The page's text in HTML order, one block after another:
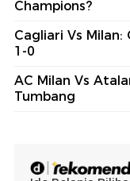
Champions?
Cagliari Vs Milan:
1-0
AC Milan Vs
Tumbang